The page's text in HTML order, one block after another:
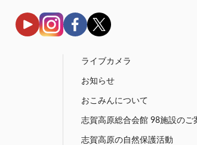
ライブカメラ
お知らせ
おこみんについて
志賀高原総合会館 98施設のご
志賀高原の自然保護活動